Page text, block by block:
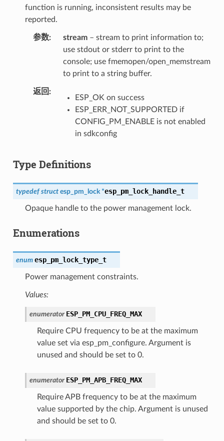
function is running, inconsistent results may be
reported.
参数 stream– stream to print information to;
use stdout or stderr to print to the
console; use fmemopen/open_memstream
to print to a string buffer.
返回
ESP_OK on success
ESP_ERR_NOT_SUPPORTED if
CONFIG_PM_ENABLE is not enabled
in sdkconfig
Type Definitions
typedef struct esp_pm_lock *esp_pm_lock_handle_t
Opaque handle to the power management lock.
Enumerations
enum esp_pm_lock_type_t
Power management constraints.
Values:
enumerator ESP_PM_CPU_FREQ_MAX
Require CPU frequency to be at the maximum
value set via esp_pm_configure. Argument is
unused and should be set to 0.
enumerator ESP_PM_APB_FREQ_MAX
Require APB frequency to be at the maximum
value supported by the chip. Argument is unused
and should be set to 0.